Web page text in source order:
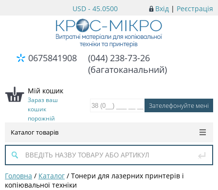
Вхід | Реєстрація
USD - 45.0500
0675841908
(044) 238-73-26
(багатоканальний)
Мій кошик
Зараз ваш
кошик
порожній
Каталог товарів
Головна / Каталог / Тонери для лазерних принтерів і
копіювальної техніки